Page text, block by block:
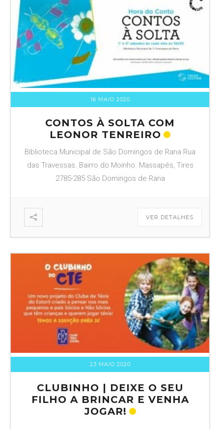
16 MAIO 2020
CONTOS À SOLTA COM
LEONOR TENREIRO
Biblioteca Municipal de São Domingos de Rana Rua
das Travessas. Bairro do Moinho. Massapés, Tires
2785-285 São Domingos de Rana
VER DETALHES
23 MAIO 2020
CLUBINHO | DEIXE O SEU
FILHO A BRINCAR E VENHA
JOGAR!